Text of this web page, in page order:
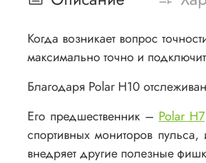
Когда возникает вопрос
максимально точно и
Благодаря Polar H10
Его предшественник – Polar H7
спортивных мониторов
внедряет другие полезные